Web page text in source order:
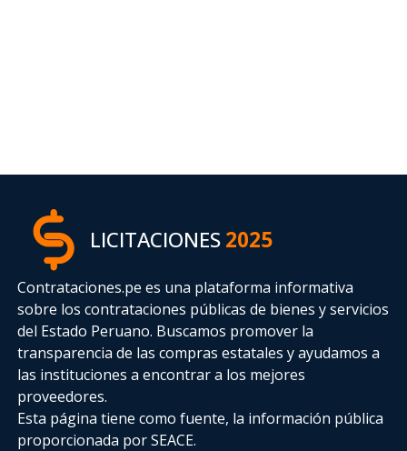
LICITACIONES2025
Contrataciones.pe es una plataforma informativa
sobre los contrataciones públicas de bienes y servicios
del Estado Peruano. Buscamos promover la
transparencia de las compras estatalesy ayudamos a
las instituciones a encontrar a los mejores
proveedores.
Esta página tiene como fuente, la información pública
proporcionada por SEACE.